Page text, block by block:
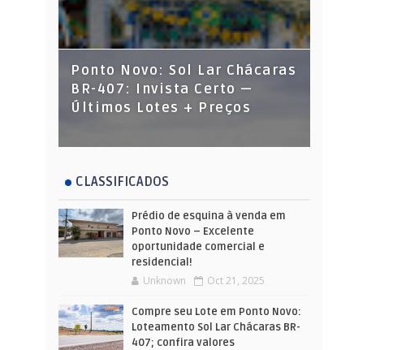
Ponto Novo: Sol Lar Chácaras
BR-407: Invista Certo —
Últimos Lotes + Preços
CLASSIFICADOS
Prédio de esquina à venda em
Ponto Novo – Excelente
oportunidade comercial e
residencial!
Unknown Oct 21, 2025
Compre seu Lote em Ponto Novo:
Loteamento Sol Lar Chácaras BR-
407; confira valores